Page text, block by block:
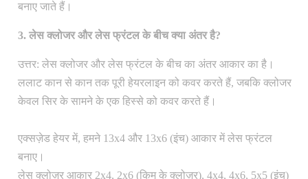
बनाए जाते हैं।
3. लेस क्लोजर और लेस फ्रंटल के बीच क्या अंतर है?
उत्तर: लेस क्लोजर और लेस फ्रंटल के बीच का अंतर आकार का है।
ललाट कान से कान तक पूरी हेयरलाइन को कवर करते हैं, जबकि क्लोजर
केवल सिर के सामने के एक हिस्से को कवर करते हैं।
एक्सज़ेड हेयर में, हमने 13x4 और 13x6 (इंच) आकार में लेस फ्रंटल
बनाए।
लेस क्लोज़र आकार 2x4, 2x6 (किम के क्लोज़र), 4x4, 4x6, 5x5 (इंच)